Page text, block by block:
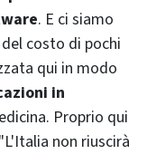
. E ci siamo
del costo di pochi
qui in modo
in
Proprio qui
non riuscirà